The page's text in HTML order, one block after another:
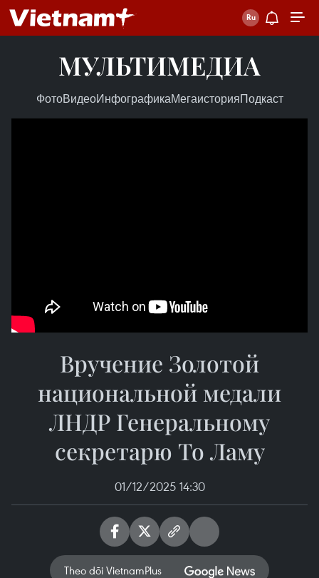
МУЛЬТИМЕДИА
ФотоВидеоИнфографикаМегаисторияПодкаст
Вручение Золотой
национальной медали
ЛНДР Генеральному
секретарю То Ламу
01/12/2025 14:30
Theo dõi VietnamPlus